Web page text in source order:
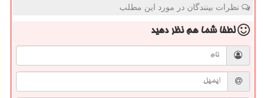
نظرات بینندگان در مورد این مطلب
لطفا شما همنظر دهید